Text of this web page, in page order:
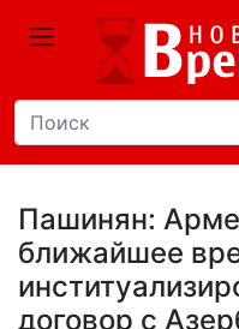
Пашинян:
ближайшее
договор с